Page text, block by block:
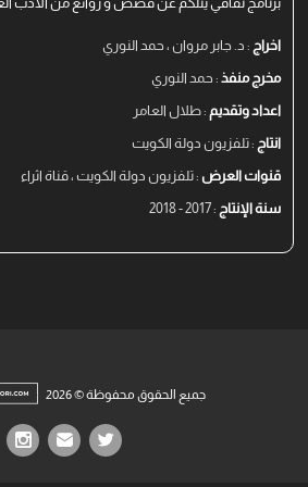
اخراج : د. جابر مروان ، حمد النوري
مخرج منفذ : حمد النوري
اعداد وتقديم : طلال العامر
انتاج : تلفزيون دولة الكويت
قنوات العرض : تلفزيون دولة الكويت ، قناة اثراء
سنة الإنتاج : 2017 - 2018
جميع الحقوق محفوظة © 2026